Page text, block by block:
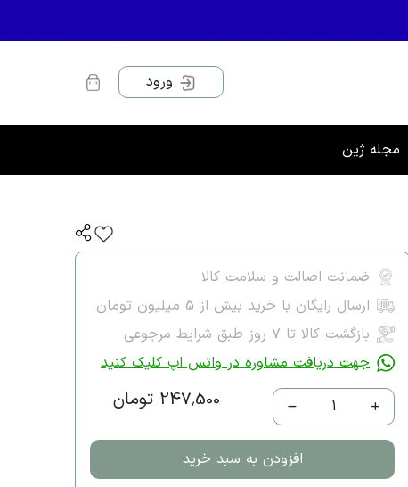
ورود
مجله ژین
ضمانت اصالت و سلامت کالا
ارسال رایگان با خرید بیش از 5 میلیون تومان
بازگشت کالا تا ۷ روز طبق شرایط مرجوعی
جهت دریافت مشاوره در واتس اپ کلیک کنید
1 247,500 تومان
افزودن به سبد خرید